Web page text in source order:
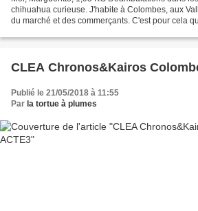
chihuahua curieuse. J'habite à Colombes, aux
du marché et des commerçants. C'est pour cela
CLEA Chronos&Kairos
Publié le 21/05/2018 à 11:55
Par la tortue à plumes